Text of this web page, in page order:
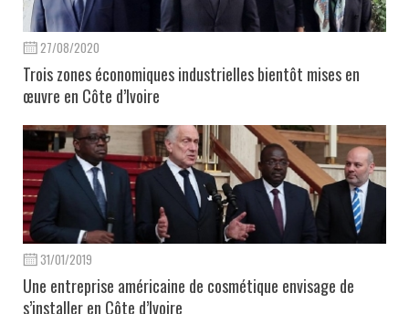
27/08/2020
Trois zones économiques industrielles bientôt mises en
œuvre en Côte d’Ivoire
31/01/2019
Une entreprise américaine de cosmétique envisage de
s’installer en Côte d’Ivoire